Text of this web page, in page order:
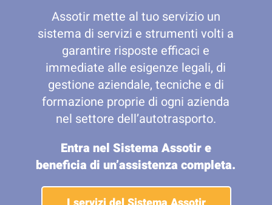
Assotir mette al tuo servizio un
sistema di servizi e strumenti volti a
garantire risposte efficaci e
immediate alle esigenze legali, di
gestione aziendale, tecniche e di
formazione proprie di ogni azienda
nel settore dell’autotrasporto.
Entra nel Sistema Assotir e
beneficia di un’assistenza completa.